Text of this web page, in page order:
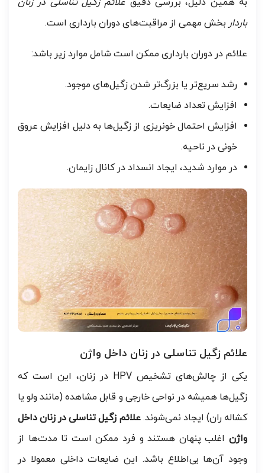
باردار بخش مهمی از مراقبت‌های دوران بارداری است.
علائم در دوران بارداری ممکن است شامل موارد زیر باشد:
رشد سریع‌تر یا بزرگ‌تر شدن زگیل‌های موجود.
افزایش تعداد ضایعات.
افزایش احتمال خونریزی از زگیل‌ها به دلیل افزایش عروق
خونی در ناحیه.
در موارد شدید، ایجاد انسداد در کانال زایمان.
علائم زگیل تناسلی در زنان داخل واژن
یکی از چالش‌های تشخیص HPV در زنان، این است که
زگیل‌ها همیشه در نواحی خارجی و قابل مشاهده (مانند ولو یا
کشاله ران) ایجاد نمی‌شوند.علائم زگیل تناسلی در زنان داخل
واژن اغلب پنهان هستند و فرد ممکن است تا مدت‌ها از
وجود آن‌ها بی‌اطلاع باشد. این ضایعات داخلی معمولا در